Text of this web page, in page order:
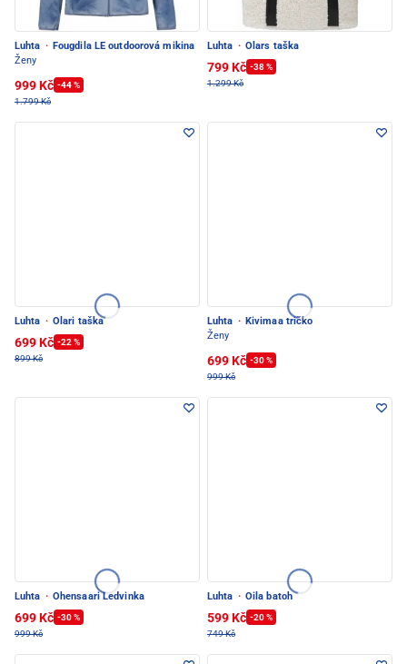
Luhta · Fougdila LE outdoorová mikina
Ženy
999 Kč -44 %
1.799 Kč
Luhta · Olars taška
799 Kč -38 %
1.299 Kč
Luhta · Olari taška
699 Kč -22 %
899 Kč
Luhta · Kivimaa tričko
Ženy
699 Kč -30 %
999 Kč
Luhta · Ohensaari Ledvinka
699 Kč -30 %
999 Kč
Luhta · Oila batoh
599 Kč -20 %
749 Kč